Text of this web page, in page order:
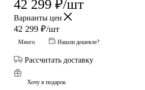
42 299 ₽/шт
Варианты цен
42 299 ₽/шт
Много Нашли дешевле?
Рассчитать доставку
Хочу в подарок